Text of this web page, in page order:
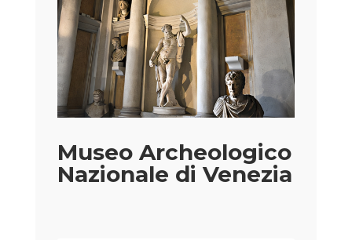
Museo Archeologico
Nazionale di Venezia